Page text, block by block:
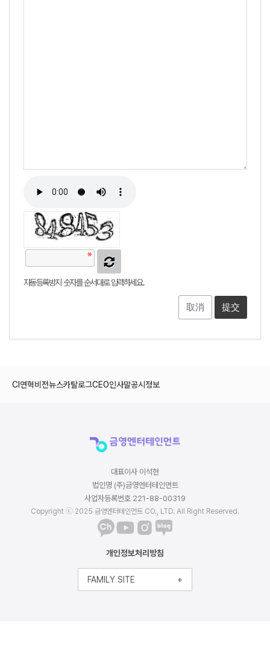
자동등록방지 숫자를 순서대로 입력하세요.
取消
CI 연혁비전뉴스카탈로그CEO인사말공시정보
대표이사 이석현
법인명 (주)금영엔터테인먼트
사업자등록번호 221-88-00319
Copyright ⓒ 2025 금영엔터테인먼트 CO., LTD. All Right Reserved.
개인정보처리방침
FAMILY SITE +